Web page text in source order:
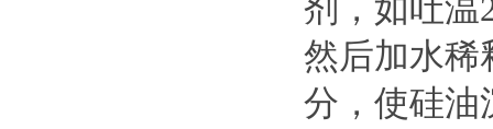
剂，如吐温
然后加水稀
分，使硅油